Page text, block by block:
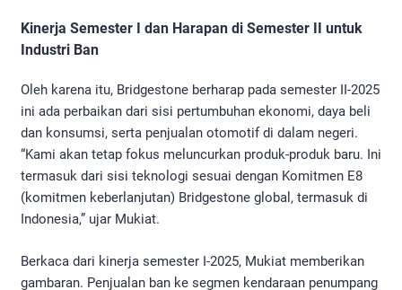
Kinerja Semester I dan Harapan di Semester II untuk
Industri Ban
Oleh karena itu, Bridgestone berharap pada semester II-2025
ini ada perbaikan dari sisi pertumbuhan ekonomi, daya beli
dan konsumsi, serta penjualan otomotif di dalam negeri.
“Kami akan tetap fokus meluncurkan produk-produk baru. Ini
termasuk dari sisi teknologi sesuai dengan Komitmen E8
(komitmen keberlanjutan) Bridgestone global, termasuk di
Indonesia,” ujar Mukiat.
Berkaca dari kinerja semester I-2025, Mukiat memberikan
gambaran. Penjualan ban ke segmen kendaraan penumpang